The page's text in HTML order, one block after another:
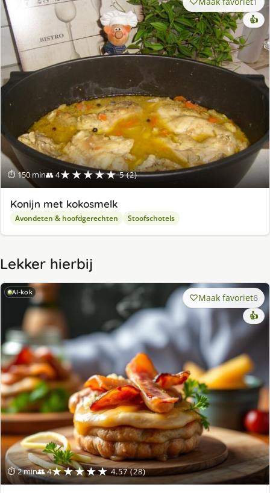
⏱ 150 min👥 4★★★★★ 5 (2)
👍
Konijn met kokosmelk
Avondeten & hoofdgerechten Stoofschotels
Lekker hierbij
AI-kok
⏱ 2 min👥 4★★★★★ 4.57 (28)
Maak favoriet6
👍